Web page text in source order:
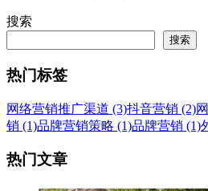
搜索
搜索
热门标签
网络营销推广渠道 (3)抖音营销 (2)
销 (1)品牌营销策略 (1)品牌营销 (1)
热门文章